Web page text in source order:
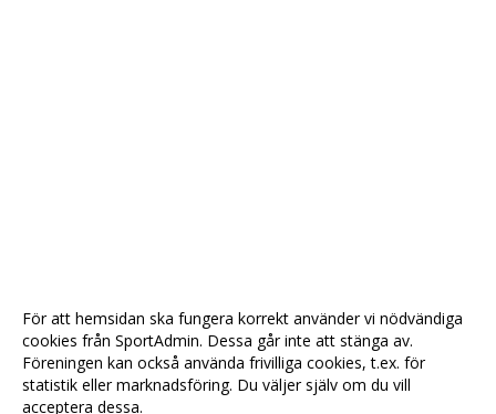
För att hemsidan ska fungera korrekt använder vi nödvändiga
cookies från SportAdmin. Dessa går inte att stänga av.
Föreningen kan också använda frivilliga cookies, t.ex. för
statistik eller marknadsföring. Du väljer själv om du vill
acceptera dessa.